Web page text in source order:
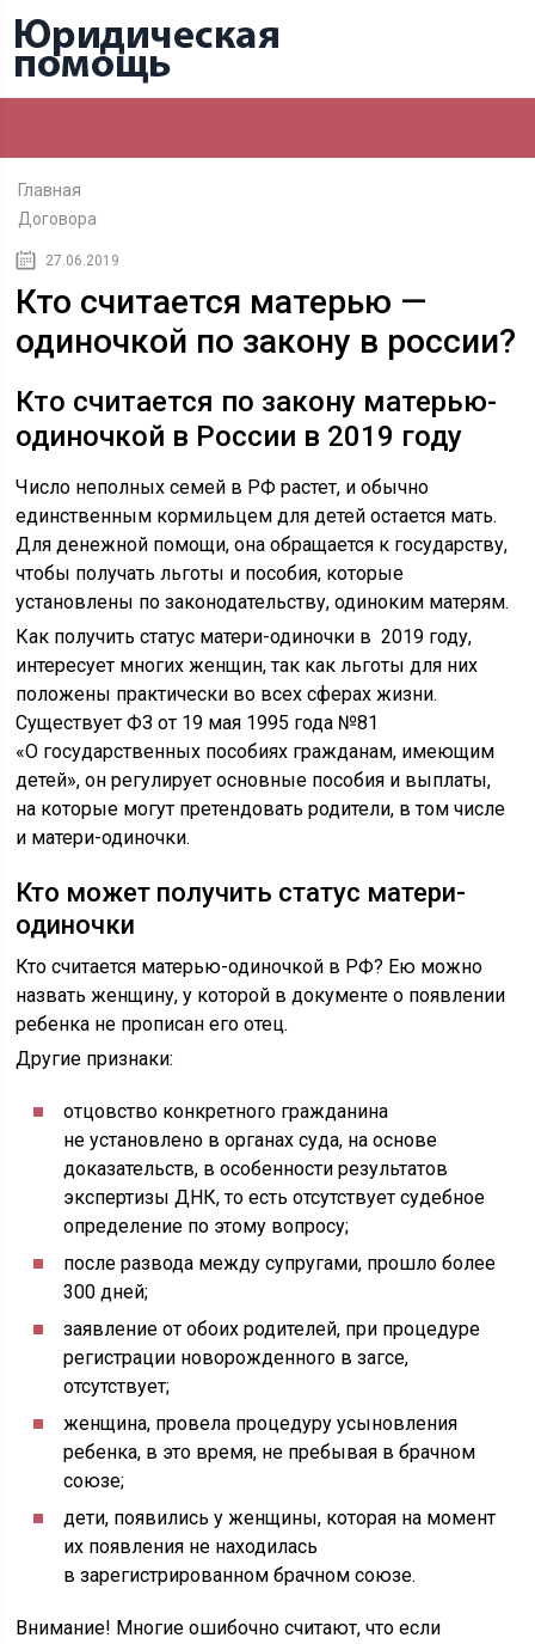
Главная
Договора
27.06.2019
Кто считается матерью —
одиночкой по закону в россии?
Кто считается по закону матерью-
одиночкой в России в 2019 году
Число неполных семей в РФ растет, и обычно
единственным кормильцем для детей остается мать.
Для денежной помощи, она обращается к государству,
чтобы получать льготы и пособия, которые
установлены по законодательству, одиноким матерям.
Как получить статус матери-одиночки в 2019 году,
интересует многих женщин, так как льготы для них
положены практически во всех сферах жизни.
Существует ФЗ от 19 мая 1995 года №81
«О государственных пособиях гражданам, имеющим
детей», он регулирует основные пособия и выплаты,
на которые могут претендовать родители, в том числе
и матери-одиночки.
Кто может получить статус матери-
одиночки
Кто считается матерью-одиночкой в РФ? Ею можно
назвать женщину, у которой в документе о появлении
ребенка не прописан его отец.
Другие признаки:
отцовство конкретного гражданина
не установлено в органах суда, на основе
доказательств, в особенности результатов
экспертизы ДНК, то есть отсутствует судебное
определение по этому вопросу;
после развода между супругами, прошло более
300 дней;
заявление от обоих родителей, при процедуре
регистрации новорожденного в загсе,
отсутствует;
женщина, провела процедуру усыновления
ребенка, в это время, не пребывая в брачном
союзе;
дети, появились у женщины, которая на момент
их появления не находилась
в зарегистрированном брачном союзе.
Внимание! Многие ошибочно считают, что если